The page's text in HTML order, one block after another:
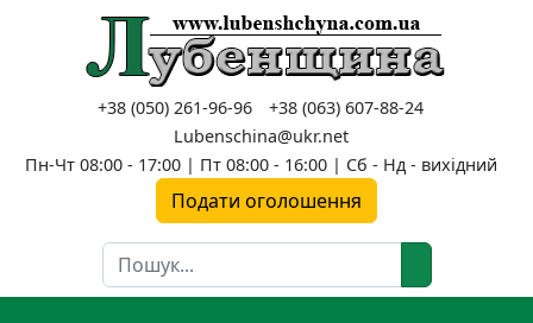
+38 (050) 261-96-96
+38 (063) 607-88-24
Lubenschina@ukr.net
Пн-Чт 08:00 - 17:00 | Пт 08:00 - 16:00 | Сб - Нд - вихідний
Подати оголошення
Пошук